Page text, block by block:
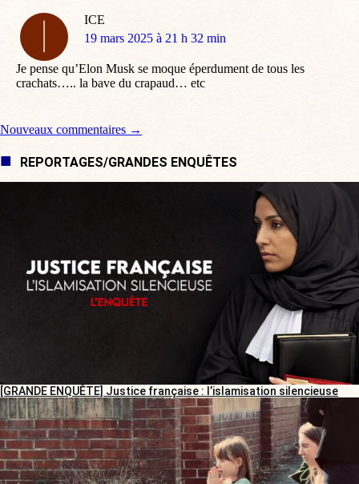
ICE
dit
19 mars 2025 à 21 h 32 min
Je pense qu’Elon Musk se moque éperdument de tous les
crachats….. la bave du crapaud… etc
Navigation de commentaire
Nouveaux commentaires →
REPORTAGES/GRANDES ENQUÊTES
[GRANDE ENQUÊTE] Justice française : l’islamisation silencieuse